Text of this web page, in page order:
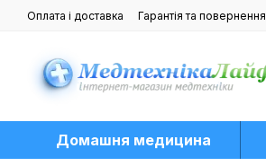
Перейти до основного контенту
Оплата і доставка Гарантія та повернення
Домашня медицина